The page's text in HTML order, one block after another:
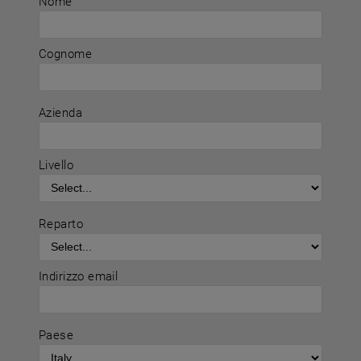
Cognome
Azienda
Livello
Reparto
Indirizzo email
Paese